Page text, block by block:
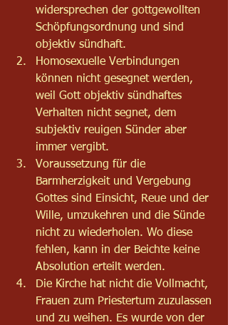
widersprechen der gottgewollten
Schöpfungsordnung und sind
objektiv sündhaft.
Homosexuelle Verbindungen
können nicht gesegnet werden,
weil Gott objektiv sündhaftes
Verhalten nicht segnet, dem
subjektiv reuigen Sünder aber
immer vergibt.
Voraussetzung für die
Barmherzigkeit und Vergebung
Gottes sind Einsicht, Reue und der
Wille, umzukehren und die Sünde
nicht zu wiederholen. Wo diese
fehlen, kann in der Beichte keine
Absolution erteilt werden.
Die Kirche hat nicht die Vollmacht,
Frauen zum Priestertum zuzulassen
und zu weihen. Es wurde von der